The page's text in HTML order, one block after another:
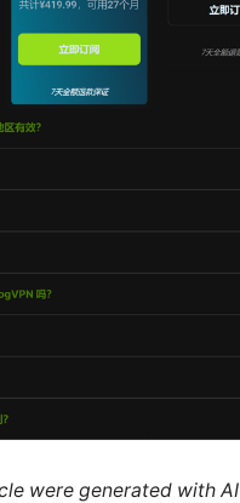
were generated with AI